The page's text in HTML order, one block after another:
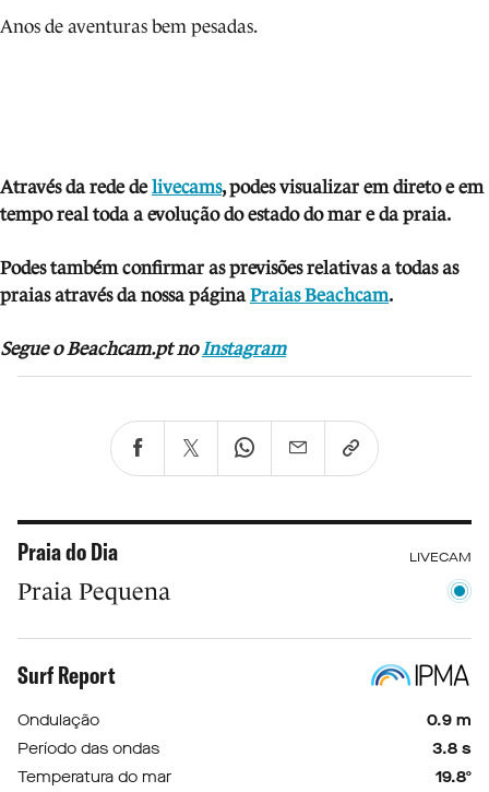
Anos de aventuras bem pesadas.
Através da rede delivecams, podes visualizar em direto e em
tempo real toda a evolução do estado do mar e da praia.
Podes também confirmar as previsões relativas a todas as
praias através da nossa páginaPraias Beachcam.
Segue o Beachcam.pt no Instagram
Praia do Dia LIVECAM
Praia Pequena
Surf Report
Ondulação
0.9 m
Período das ondas
3.8 s
Temperatura do mar
19.8º